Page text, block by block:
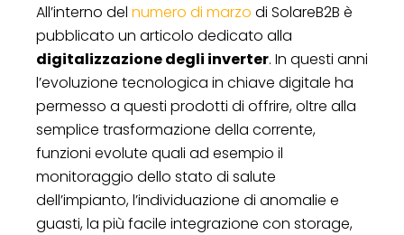
All’interno del numero di marzo di SolareB2B è
pubblicato un articolo dedicato alla
digitalizzazione degli inverter. In questi anni
l’evoluzione tecnologica in chiave digitale ha
permesso a questi prodotti di offrire, oltre alla
semplice trasformazione della corrente,
funzioni evolute quali ad esempio il
monitoraggio dello stato di salute
dell’impianto, l’individuazione di anomalie e
guasti, la più facile integrazione con storage,